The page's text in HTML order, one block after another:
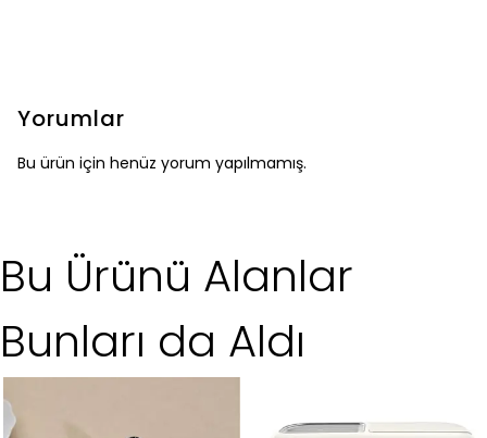
Yorumlar
Bu ürün için henüz yorum yapılmamış.
Bu Ürünü Alanlar
Bunları da Aldı